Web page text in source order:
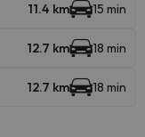
11.4 km 15 min
12.7 km 18 min
12.7 km 18 min